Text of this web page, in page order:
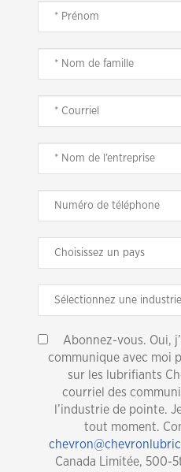
Abonnez-vous. Oui,
communique avec moi
sur les lubrifiants
courriel des
l’industrie de pointe.
tout moment.
Canada Limitée, 500-